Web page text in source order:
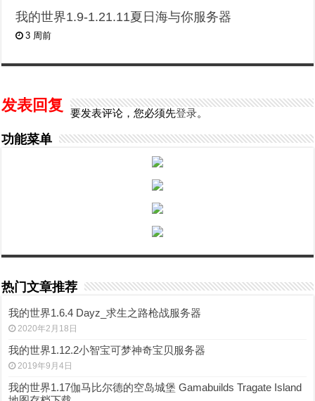
我的世界1.9-1.21.11夏日海与你服务器
3 周前
发表回复 要发表评论，您必须先登录。
功能菜单
热门文章推荐
我的世界1.6.4 Dayz_求生之路枪战服务器
2020年2月18日
我的世界1.12.2小智宝可梦神奇宝贝服务器
2019年9月4日
我的世界1.17伽马比尔德的空岛城堡 Gamabuilds Tragate Island